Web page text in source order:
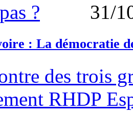
31/
: La démocratie